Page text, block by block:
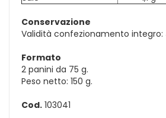
Conservazione
Validità confezionamento integro:
Formato
2 panini da 75 g.
Peso netto: 150 g.
Cod. 103041